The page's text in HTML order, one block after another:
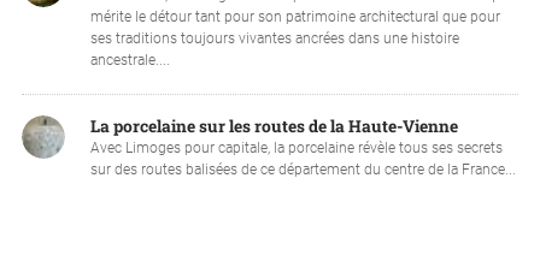
mérite le détour tant pour son patrimoine architectural que pour
ses traditions toujours vivantes ancrées dans une histoire
ancestrale....
La porcelaine sur les routes de la Haute-Vienne
Avec Limoges pour capitale, la porcelaine révèle tous ses secrets
sur des routes balisées de ce département du centre de la France...